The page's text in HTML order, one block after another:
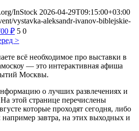
InStock 2026-04-29T09:15:00+03:00
vystavka-aleksandr-ivanov-biblejskie-
₽ 5 0
>
всё необходимое про выставки в
— это интерактивная афиша
Москвы.
о лучших развлечениях и
этой странице перечислены
которые проходят сегодня, либо
например завтра, на этих выходных и